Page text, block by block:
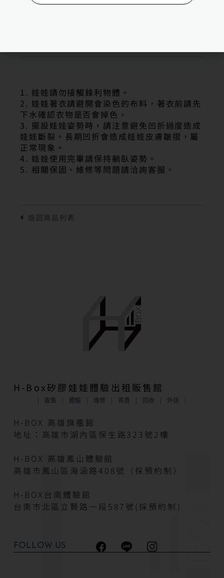
1. 娃娃請勿接觸鋒利物體。
2. 娃娃著衣請避開會染色的布料，著衣前請先
下水確認衣物是否會掉色。
3. 擺設娃娃姿勢時，請注意避免凹折過度造成
娃娃斷裂。長期凹折會造成娃娃皮膚皺摺，屬
正常現象。
4. 娃娃使用完畢請保持躺臥姿勢。
5. 相關保固、維修等問題請洽詢客服。
H-Box矽膠娃娃體驗出租販售館
販售 體驗 維修 寄賣 回收 外送
H-BOX 高雄旗艦館
地址：高雄市湖內區保生路323號2樓
H-BOX 高雄鳳山體驗館
高雄市鳳山區海涵路408號（採預約制）
H-BOX台南體驗館
台南市北區立賢路一段587號(採預約制）
FOLLOW US